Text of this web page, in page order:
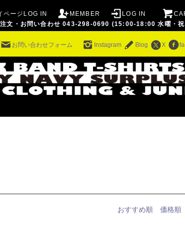
ページLOG IN MEMBER LOG IN
注文・お問い合わせ 043-298-0690 (15:00-18:00 水曜・祝
お問い合わせフォーム Instagram Blog X
おすすめ順 価格順